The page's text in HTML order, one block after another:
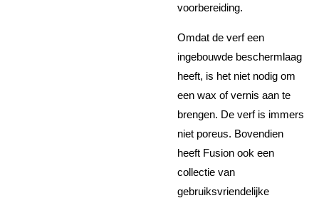
voorbereiding.
Omdat de verf een
ingebouwde beschermlaag
heeft, is het niet nodig om
een wax of vernis aan te
brengen. De verf is immers
niet poreus. Bovendien
heeft Fusion ook een
collectie van
gebruiksvriendelijke